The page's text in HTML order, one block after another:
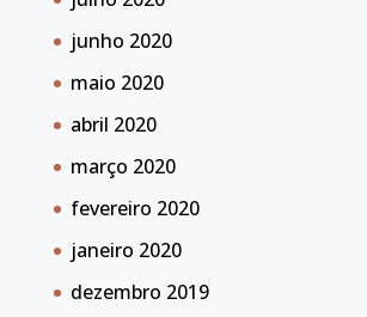
junho 2020
maio 2020
abril 2020
março 2020
fevereiro 2020
janeiro 2020
dezembro 2019